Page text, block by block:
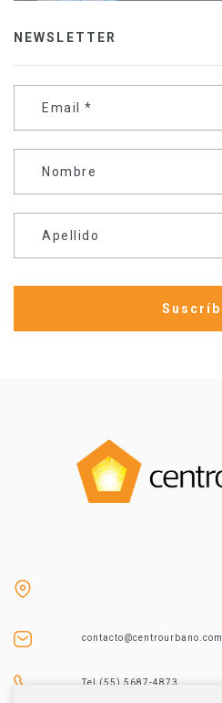
NEWSLETTER
Email *
Nombre
Apellido
contacto@centrourbano.com
Tel (55) 5687-4873